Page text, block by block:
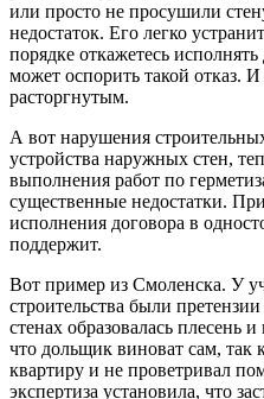
или просто не просушили
недостаток. Его легко
порядке откажетесь
может оспорить такой отказ.
расторгнутым.
А вот нарушения
устройства наружных стен,
выполнения работ по
существенные недостатки.
исполнения договора в
поддержит.
Вот пример из Смоленска. У
строительства были
стенах образовалась плесень
что дольщик виноват сам, так
квартиру и не проветривал
экспертиза установила, что